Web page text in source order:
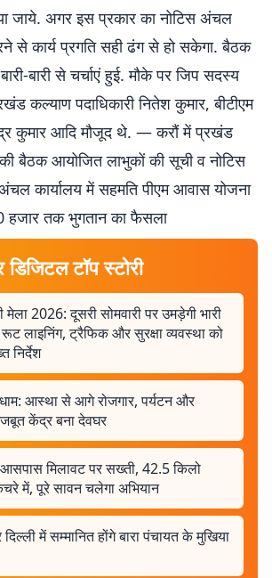
जाये. अगर इस प्रकार का नोटिस अंचल
से कार्य प्रगति सही ढंग से हो सकेगा. बैठक
बारी से चर्चाएं हुई. मौके पर जिप सदस्य
कल्याण पदाधिकारी नितेश कुमार, बीटीएम
कुमार आदि मौजूद थे. — करौं में प्रखंड
बैठक आयोजित लाभुकों की सूची व नोटिस
कार्यालय में सहमति पीएम आवास योजना
हजार तक भुगतान का फैसला
टॉप स्टोरी
मेला 2026: दूसरी सोमवारी पर उमड़ेगी भारी
लाइनिंग, ट्रैफिक और सुरक्षा व्यवस्था को
निर्देश
धाम: आस्था से आगे रोजगार, पर्यटन और
केंद्र बना देवघर
आसपास मिलावट पर सख्ती, 42.5 किलो
में, पूरे सावन चलेगा अभियान
में सम्मानित होंगे बारा पंचायत के मुखिया